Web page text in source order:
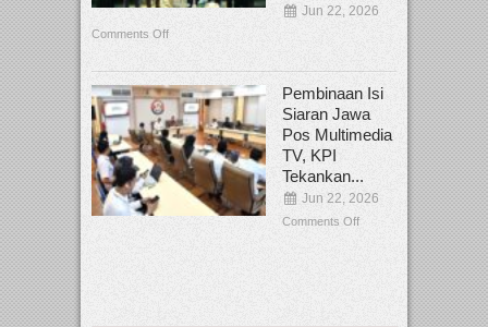
Jun 22, 2026
Comments Off
Pembinaan Isi
Siaran Jawa
Pos Multimedia
TV, KPI
Tekankan...
Jun 22, 2026
Comments Off